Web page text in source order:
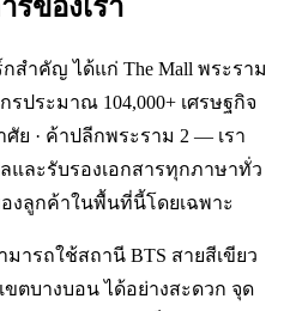
ของเรา
ำคัญ ได้แก่ The Mall พระราม
รประมาณ 104,000+ เศรษฐกิจ
ย · ค้าปลีกพระราม 2 — เรา
และรับรองเอกสารทุกภาษาทั่ว
งลูกค้าในพื้นที่นี้โดยเฉพาะ
ารถใช้สถานี BTS สายสีเขียว
ขตบางบอน ได้อย่างสะดวก จุด